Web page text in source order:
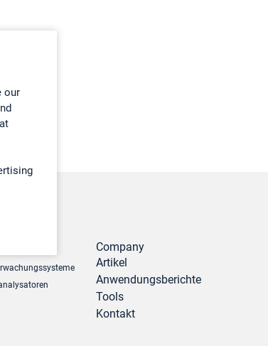
our
Company
Artikel
Anwendungsberichte
Tools
Kontakt